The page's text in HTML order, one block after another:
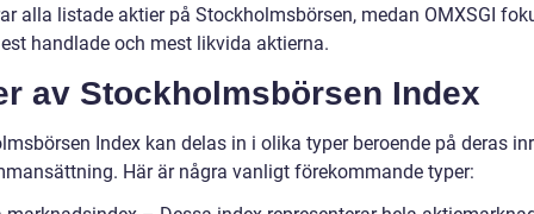
alla listade aktier på Stockholmsbörsen, medan OMXSGI
handlade och mest likvida aktierna.
av Stockholmsbörsen Index
Index kan delas in i olika typer beroende på deras
Här är några vanligt förekommande typer: